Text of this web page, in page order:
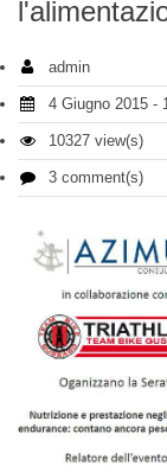
admin
4 Giugno 2015 -
10327 view(s)
3 comment(s)